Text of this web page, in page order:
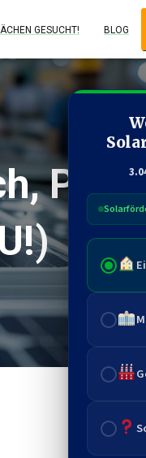
GESUCHT! BLOG